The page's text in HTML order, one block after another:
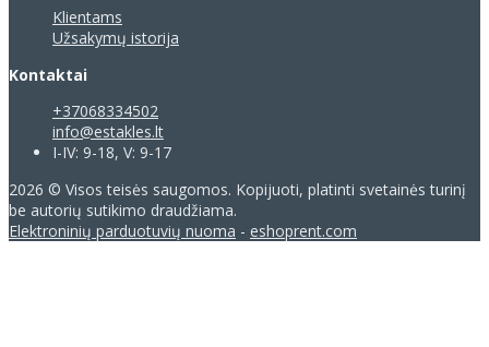
Klientams
Užsakymų istorija
Kontaktai
+37068334502
info@estakles.lt
I-IV: 9-18, V: 9-17
2026 © Visos teisės saugomos. Kopijuoti, platinti svetainės turinį
be autorių sutikimo draudžiama.
Elektroninių parduotuvių nuoma - eshoprent.com